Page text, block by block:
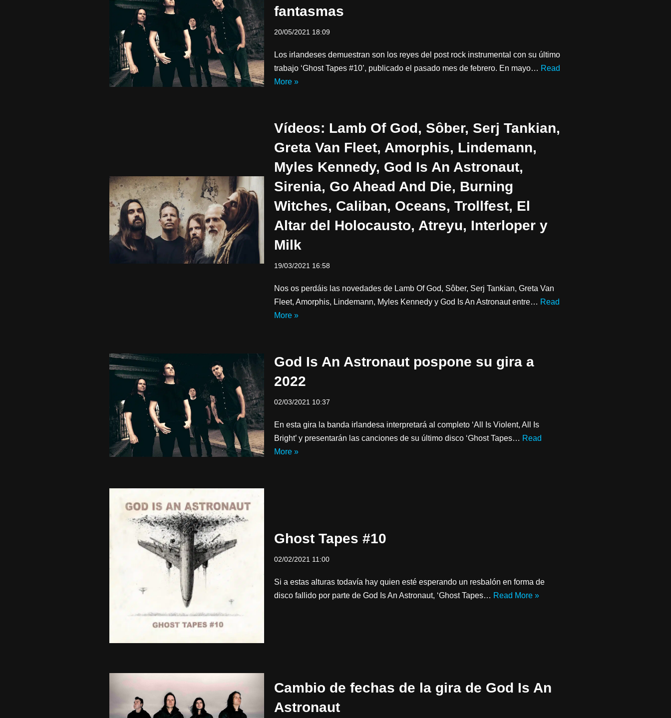
fantasmas
20/05/2021 18:09
Los irlandeses demuestran son los reyes del post rock instrumental con su último
trabajo ‘Ghost Tapes #10’, publicado el pasado mes de febrero. En mayo… Read
More »
Vídeos: Lamb Of God, Sôber, Serj Tankian,
Greta Van Fleet, Amorphis, Lindemann,
Myles Kennedy, God Is An Astronaut,
Sirenia, Go Ahead And Die, Burning
Witches, Caliban, Oceans, Trollfest, El
Altar del Holocausto, Atreyu, Interloper y
Milk
19/03/2021 16:58
Nos os perdáis las novedades de Lamb Of God, Sôber, Serj Tankian, Greta Van
Fleet, Amorphis, Lindemann, Myles Kennedy y God Is An Astronaut entre… Read
More »
God Is An Astronaut pospone su gira a
2022
02/03/2021 10:37
En esta gira la banda irlandesa interpretará al completo ‘All Is Violent, All Is
Bright’ y presentarán las canciones de su último disco ‘Ghost Tapes… Read
More »
Ghost Tapes #10
02/02/2021 11:00
Si a estas alturas todavía hay quien esté esperando un resbalón en forma de
disco fallido por parte de God Is An Astronaut, ‘Ghost Tapes… Read More »
Cambio de fechas de la gira de God Is An
Astronaut